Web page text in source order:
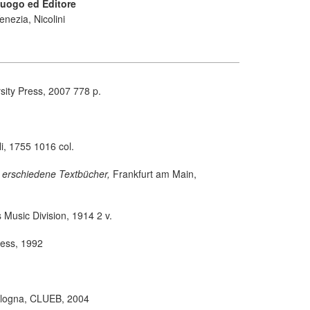
ed Editore
Nicolini
Press, 2007 778 p.
1755 1016 col.
Textbücher, Frankfurt am Main,
Division, 1914 2 v.
1992
CLUEB, 2004